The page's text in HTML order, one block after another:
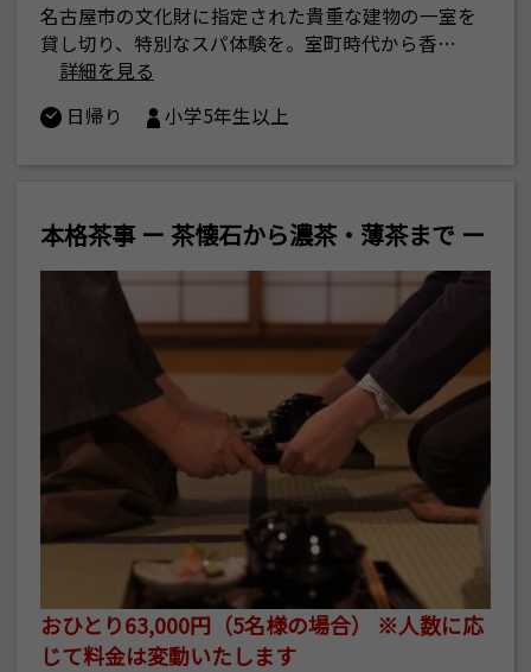
名古屋市の文化財に指定された貴重な建物の一室を
貸し切り、特別なスパ体験を。室町時代から香…
詳細を見る
日帰り
小学5年生以上
本格茶事 ー 茶懐石から濃茶・薄茶まで ー
おひとり63,000円（5名様の場合） ※人数に応
じて料金は変動いたします